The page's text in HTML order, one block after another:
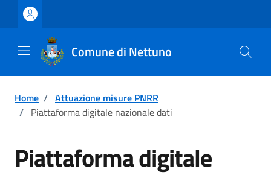
Vai ai contenuti
Vai al footer
Comune di Nettuno
Home / Attuazione misure PNRR
/ Piattaforma digitale nazionale dati
Piattaforma digitale